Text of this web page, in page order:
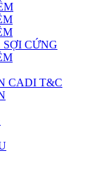
CỨNG
CADI T&C